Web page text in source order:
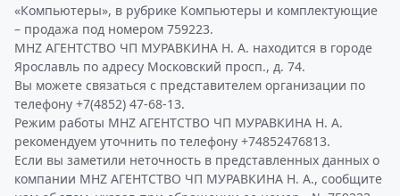
«Компьютеры», в рубрике Компьютеры и комплектующие
– продажа под номером 759223.
MHZ АГЕНТСТВО ЧП МУРАВКИНА Н. А. находится в городе
Ярославль по адресу Московский просп., д. 74.
Вы можете связаться с представителем организации по
телефону +7(4852) 47-68-13.
Режим работы MHZ АГЕНТСТВО ЧП МУРАВКИНА Н. А.
рекомендуем уточнить по телефону +74852476813.
Если вы заметили неточность в представленных данных о
компании MHZ АГЕНТСТВО ЧП МУРАВКИНА Н. А., сообщите